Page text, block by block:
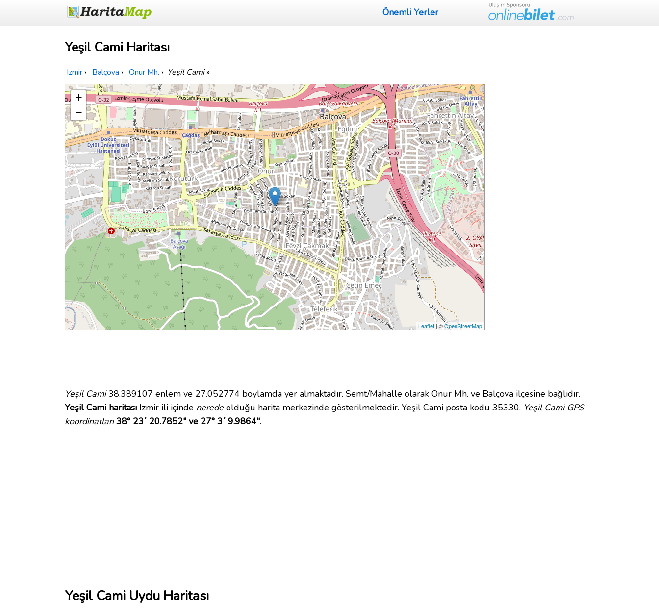
Önemli Yerler
Yeşil Cami Haritası
Izmir › Balçova › Onur Mh. › Yeşil Cami»
+
−
Leaflet | ©OpenStreetMap
Yeşil Cami38.389107 enlem ve 27.052774 boylamda yer almaktadır. Semt/Mahalle olarak Onur Mh. ve Balçova ilçesine bağlıdır.
Yeşil Cami haritası Izmir ili içinde neredeolduğu harita merkezinde gösterilmektedir. Yeşil Cami posta kodu 35330. Yeşil Cami GPS
koordinatları 38° 23´ 20.7852" ve 27° 3´ 9.9864".
Yeşil Cami Uydu Haritası